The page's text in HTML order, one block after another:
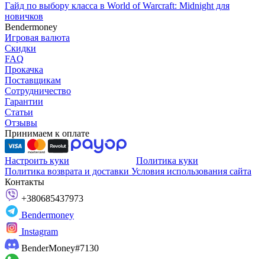
Гайд по выбору класса в World of Warcraft: Midnight для
новичков
Bendermoney
Игровая валюта
Скидки
FAQ
Прокачка
Поставщикам
Сотрудничество
Гарантии
Статьи
Отзывы
Принимаем к оплате
Настроить куки
Политика куки
Политика возврата и доставки Условия использования сайта
Контакты
+380685437973
Bendermoney
Instagram
BenderMoney#7130